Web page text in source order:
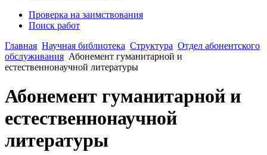
Проверка на заимствования
Поиск работ
Главная Научная библиотека Структура Отдел абонентского
обслуживания Абонемент гуманитарной и
естественнонаучной литературы
Абонемент гуманитарной и
естественнонаучной
литературы